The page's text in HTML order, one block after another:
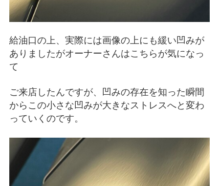
給油口の上、実際には画像の上にも緩い凹みが
ありましたがオーナーさんはこちらが気になっ
て
ご来店したんですが、凹みの存在を知った瞬間
からこの小さな凹みが大きなストレスへと変わ
っていくのです。